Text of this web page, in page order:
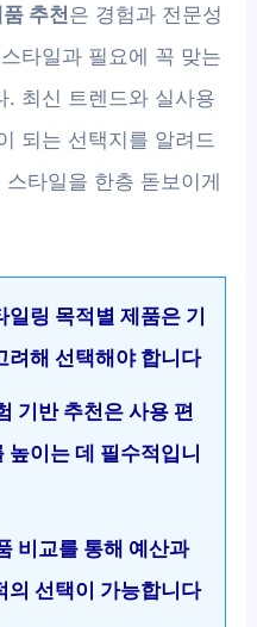
추천은 경험과 전문성
타일과 필요에 꼭 맞는
. 최신 트렌드와 실사용
되는 선택지를 알려드
타일을 한층 돋보이게
일링 목적별 제품은 기
려해 선택해야 합니다
기반 추천은 사용 편
높이는 데 필수적입니
비교를 통해 예산과
의 선택이 가능합니다